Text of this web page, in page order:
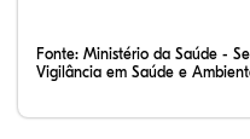
Fonte: Ministério da Saúde -
Vigilância em Saúde e